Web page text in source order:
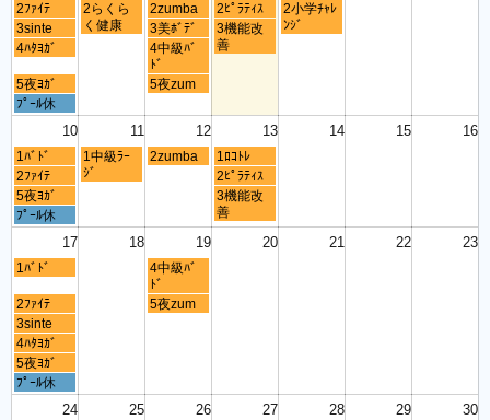
2ﾌｧｲﾃ
2らくら
く健康
2zumba 2ﾋﾟﾗﾃｨｽ
2小学ﾁｬﾚ
ﾝｼﾞ
3sinte 3美ﾎﾞﾃﾞ
3機能改
善
4ﾊﾀﾖｶﾞ
4中級ﾊﾞ
ﾄﾞ
5夜ﾖｶﾞ
5夜zum
ﾌﾟｰﾙ休
10 11 12 13 14 15 16
1ﾊﾞﾄﾞ
1中級ﾗｰ
ｼﾞ
2zumba
1ﾛｺﾄﾚ
2ﾌｧｲﾃ
2ﾋﾟﾗﾃｨｽ
5夜ﾖｶﾞ
3機能改
善
ﾌﾟｰﾙ休
17 18 19 20 21 22 23
1ﾊﾞﾄﾞ
4中級ﾊﾞ
ﾄﾞ
2ﾌｧｲﾃ
5夜zum
3sinte
4ﾊﾀﾖｶﾞ
5夜ﾖｶﾞ
ﾌﾟｰﾙ休
24 25 26 27 28 29 30